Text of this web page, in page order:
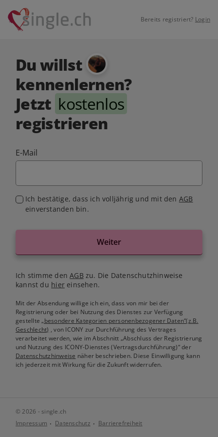
Bereits registriert? Login
Du willst
kennenlernen?
Jetzt kostenlos
registrieren
E-Mail
Ich bestätige, dass ich volljährig und mit den AGB
einverstanden bin.
Weiter
Ich stimme denAGB zu. Die Datenschutzhinweise
kannst du hiereinsehen.
Mit der Absendung willige ich ein, dass von mir bei der
Registrierung oder bei Nutzung des Dienstes zur Verfügung
gestellte„besondere Kategorien personenbezogener Daten“(z.B.
Geschlecht) , von ICONY zur Durchführung des Vertrages
verarbeitet werden, wie im Abschnitt „Abschluss der Registrierung
und Nutzung des ICONY-Dienstes (Vertragsdurchführung)“ der
Datenschutzhinweise näher beschrieben. Diese Einwilligung kann
ich jederzeit mit Wirkung für die Zukunft widerrufen.
© 2026 - single.ch
Impressum
Datenschutz Barrierefreiheit